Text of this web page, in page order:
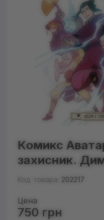
Комикс
захисник.
Код товара: 202217
Цена
750 грн